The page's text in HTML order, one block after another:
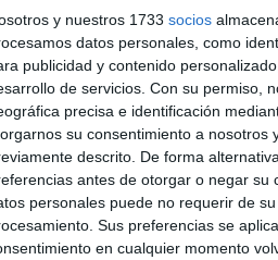
y nuestros 1733 socios
datos personales, como
publicidad y contenido
de servicios. Con su permiso,
precisa e identificación
su consentimiento a nosotros
descrito. De forma
antes de otorgar o negar su
personales puede no requerir de
Sus preferencias se
en cualquier momento